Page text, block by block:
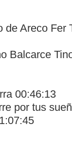
Areco Fer
Balcarce
00:46:13
por tus